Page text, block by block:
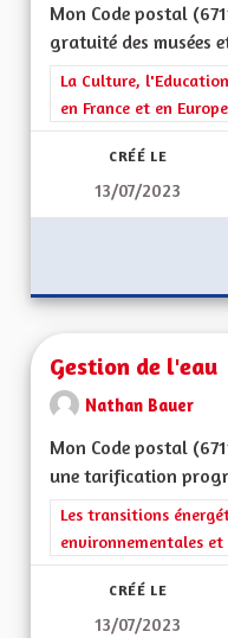
Mon Code postal
gratuité des musées
Filtrer les résultats de
La Culture,
en France et en Europe
CRÉÉ LE
13/07/2023
Gestion de l'eau
Nathan Bauer
Mon Code postal
une tarification
Filtrer les résultats
Les transitions
environnementales
CRÉÉ LE
13/07/2023